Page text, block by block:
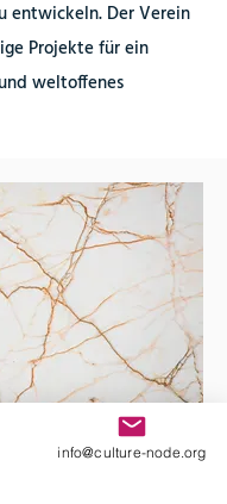
entwickeln. Der Verein
Projekte für ein
weltoffenes
info@culture-node.org